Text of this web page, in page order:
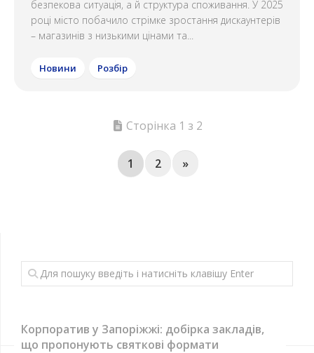
безпекова ситуація, а й структура споживання. У 2025
році місто побачило стрімке зростання дискаунтерів
– магазинів з низькими цінами та...
Новини Розбір
Сторінка 1 з 2
1 2 »
Корпоратив у Запоріжжі: добірка закладів,
що пропонують святкові формати